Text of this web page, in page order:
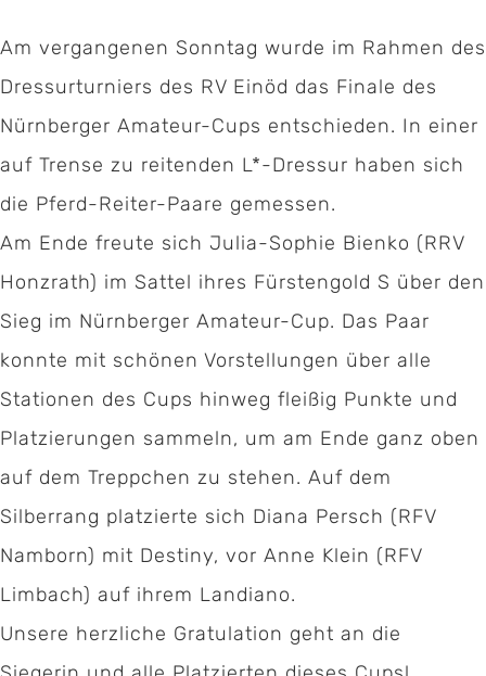
Am vergangenen Sonntag wurde im Rahmen des
Dressurturniers des RV Einöd das Finale des
Nürnberger Amateur-Cups entschieden. In einer
auf Trense zu reitenden L*-Dressur haben sich
die Pferd-Reiter-Paare gemessen.
Am Ende freute sich Julia-Sophie Bienko (RRV
Honzrath) im Sattel ihres Fürstengold S über den
Sieg im Nürnberger Amateur-Cup. Das Paar
konnte mit schönen Vorstellungen über alle
Stationen des Cups hinweg fleißig Punkte und
Platzierungen sammeln, um am Ende ganz oben
auf dem Treppchen zu stehen. Auf dem
Silberrang platzierte sich Diana Persch (RFV
Namborn) mit Destiny, vor Anne Klein (RFV
Limbach) auf ihrem Landiano.
Unsere herzliche Gratulation geht an die